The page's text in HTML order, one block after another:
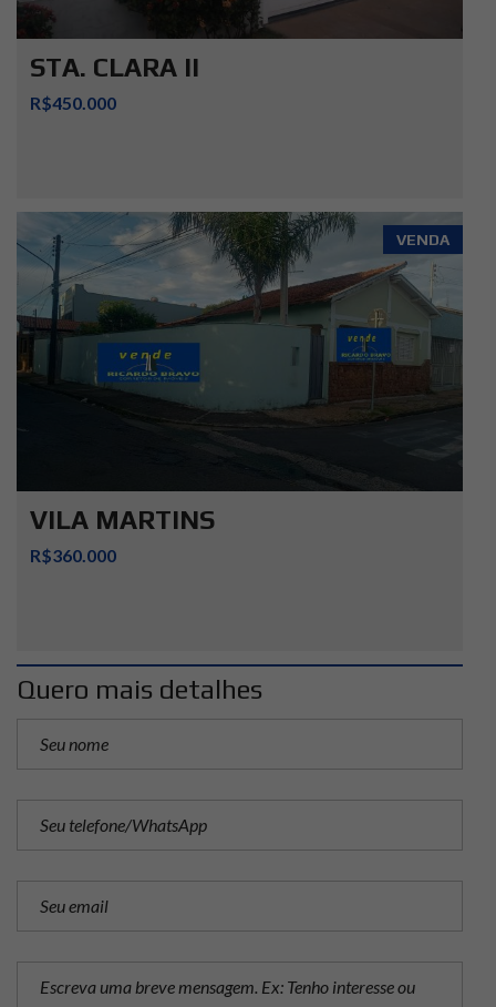
STA. CLARA II
R$450.000
VENDA
VILA MARTINS
R$360.000
Quero mais detalhes